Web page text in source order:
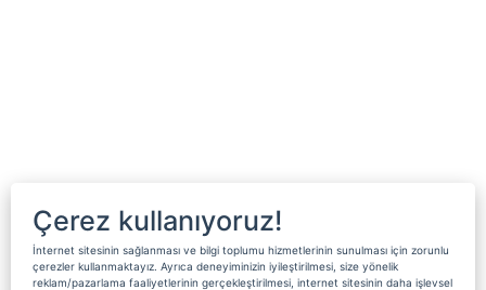
Çerez kullanıyoruz!
İnternet sitesinin sağlanması ve bilgi toplumu hizmetlerinin sunulması için zorunlu
çerezler kullanmaktayız. Ayrıca deneyiminizin iyileştirilmesi, size yönelik
reklam/pazarlama faaliyetlerinin gerçekleştirilmesi, internet sitesinin daha işlevsel